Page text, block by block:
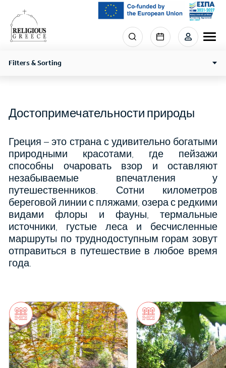
main
content
Menu
section
Filters & Sorting
Достопримечательности природы
Греция – это страна с удивительно богатыми
природными красотами, где пейзажи
способны очаровать взор и оставляют
незабываемые впечатления у
путешественников. Сотни километров
береговой линии с пляжами, озера с редкими
видами флоры и фауны, термальные
источники, густые леса и бесчисленные
маршруты по труднодоступным горам зовут
отправиться в путешествие в любое время
года.